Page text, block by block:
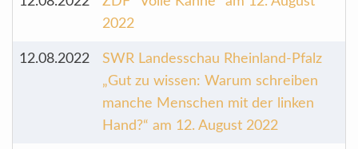
2022
12.08.2022
SWR Landesschau Rheinland-Pfalz
„Gut zu wissen: Warum schreiben
manche Menschen mit der linken
Hand?“ am 12. August 2022